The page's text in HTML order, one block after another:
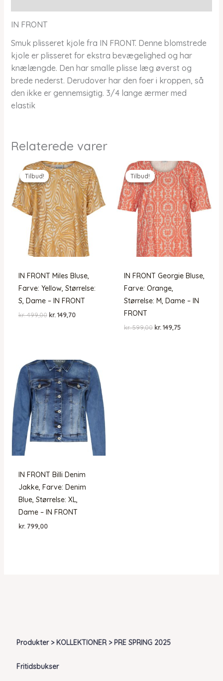
Produkter > KOLLEKTIONER > PRE SPRING 2025
Fritidsbukser
IN FRONT
Smuk plisseret kjole fra IN FRONT. Denne blomstrede
kjole er plisseret for ekstra bevægelighed og har
knælængde. Den har smalle plisse læg øverst og
brede nederst. Derudover har den foer i kroppen, så
den ikke er gennemsigtig. 3/4 lange ærmer med
elastik
Relaterede varer
Tilbud!
Tilbud!
IN FRONT Miles Bluse,
Farve: Yellow, Størrelse:
S, Dame – IN FRONT
kr.499,00 Den
kr.149,70Den
Tilbud!
Tilbud!
IN FRONT Georgie Bluse,
Farve: Orange,
Størrelse: M, Dame – IN
FRONT
kr.599,00 Den
kr.149,75Den
IN FRONT Billi Denim
Jakke, Farve: Denim
Blue, Størrelse: XL,
Dame – IN FRONT
kr.799,00